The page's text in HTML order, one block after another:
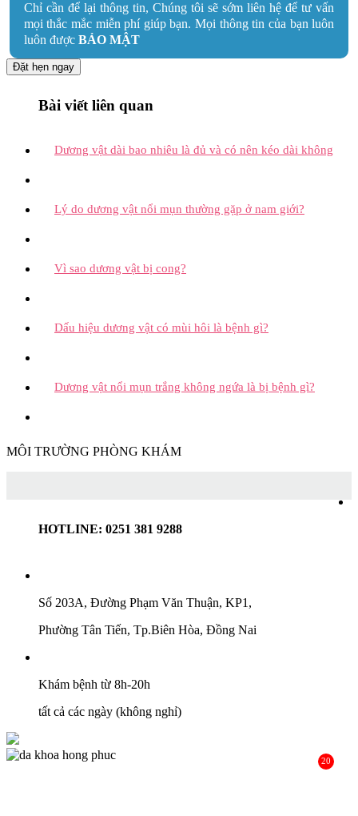
Chỉ cần để lại thông tin, Chúng tôi sẽ sớm liên hệ để tư vấn
mọi thắc mắc miễn phí giúp bạn. Mọi thông tin của bạn luôn
luôn được BẢO MẬT
Đặt hẹn ngay
Bài viết liên quan
Dương vật dài bao nhiêu là đủ và có nên kéo dài không
Lý do dương vật nổi mụn thường gặp ở nam giới?
Vì sao dương vật bị cong?
Dấu hiệu dương vật có mùi hôi là bệnh gì?
Dương vật nổi mụn trắng không ngứa là bị bệnh gì?
MÔI TRƯỜNG PHÒNG KHÁM
HOTLINE: 0251 381 9288
Số 203A, Đường Phạm Văn Thuận, KP1,
Phường Tân Tiến, Tp.Biên Hòa, Đồng Nai
Khám bệnh từ 8h-20h
tất cả các ngày (không nghỉ)
20